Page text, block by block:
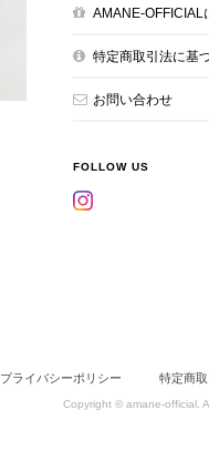
AMANE-OFFICIAL
特定商取引法に基
お問い合わせ
FOLLOW US
プライバシーポリシー 特定商
Copyright © amane-official.